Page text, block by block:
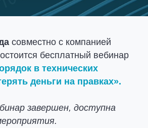
совместно с компанией
бесплатный вебинар
в технических
деньги на правках».
завершен, доступна